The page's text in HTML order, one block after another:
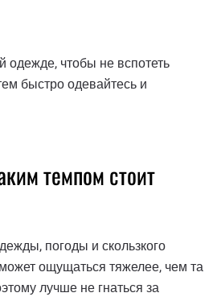
одежде, чтобы не вспотеть
быстро одевайтесь и
темпом стоит
погоды и скользкого
ощущаться тяжелее, чем та
лучше не гнаться за